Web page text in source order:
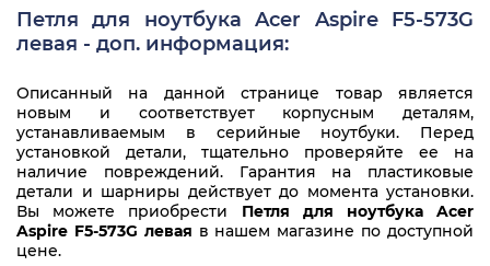
Петля для ноутбука Acer Aspire F5-573G
левая - доп. информация:
Описанный на данной странице товар является
новым и соответствует корпусным деталям,
устанавливаемым в серийные ноутбуки. Перед
установкой детали, тщательно проверяйте ее на
наличие повреждений. Гарантия на пластиковые
детали и шарниры действует до момента установки.
Вы можете приобрести Петля для ноутбука Acer
Aspire F5-573G левая в нашем магазине по доступной
цене.